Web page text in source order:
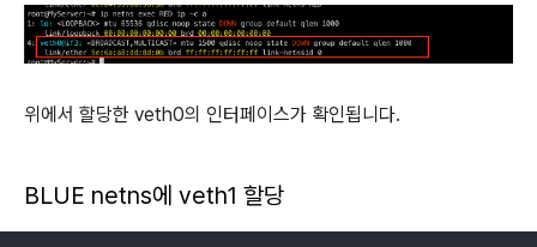
위에서 할당한 veth0의 인터페이스가 확인됩니다.
BLUE netns에 veth1 할당